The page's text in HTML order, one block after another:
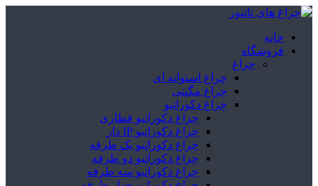
خانه
فروشگاه
چراغ
چراغ استوانه ای
چراغ مگنتی
چراغ دکوراتیو
چراغ دکوراتیو قطاری
چراغ دکوراتیو IP دار
چراغ دکوراتیو یک طرفه
چراغ دکوراتیو دو طرفه
چراغ دکوراتیو سه طرفه